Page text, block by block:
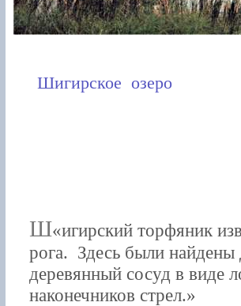
Шигирское озеро
Ш игирский торфяник
рога. Здесь были найдены
деревянный сосуд в виде
наконечников стрел.